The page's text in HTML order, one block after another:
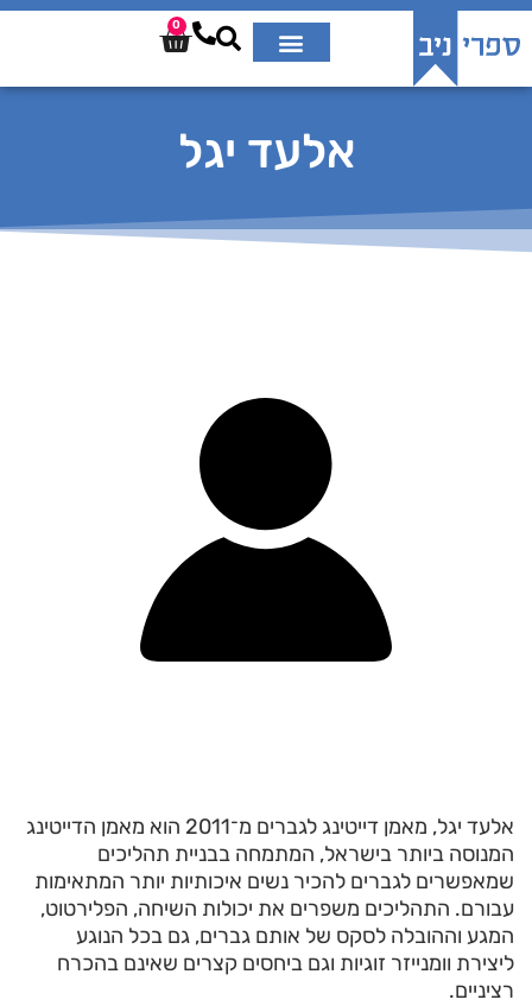
0
אלעד יגל
אלעד יגל, מאמן דייטינג לגברים מ־2011 הוא מאמן הדייטינג
המנוסה ביותר בישראל, המתמחה בבניית תהליכים
שמאפשרים לגברים להכיר נשים איכותיות יותר המתאימות
עבורם. התהליכים משפרים את יכולות השיחה, הפלירטוט,
המגע וההובלה לסקס של אותם גברים, גם בכל הנוגע
ליצירת וומנייזר זוגיות וגם ביחסים קצרים שאינם בהכרח
רציניים.